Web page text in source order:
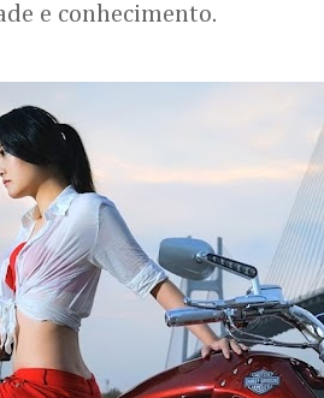
e conhecimento.